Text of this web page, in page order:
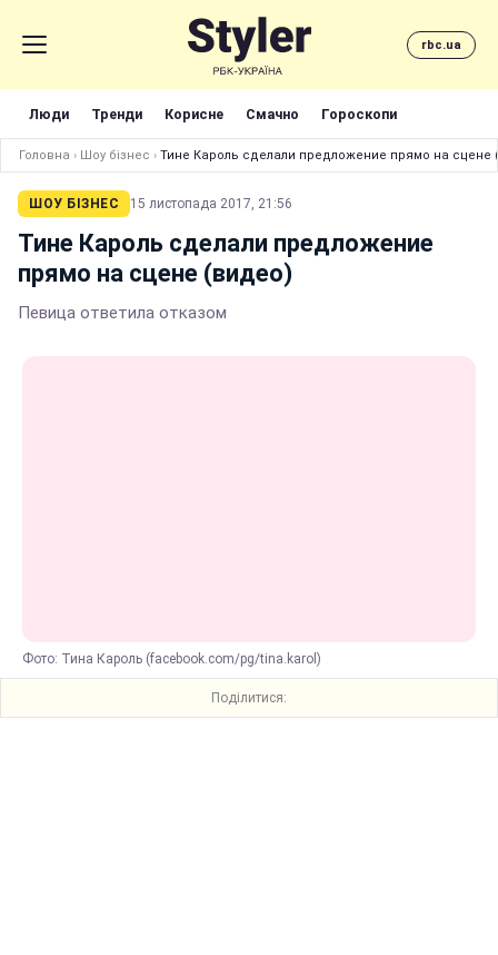
rbc.ua
Люди Тренди Корисне Смачно Гороскопи
Головна › Шоу бізнес › Тине Кароль сделали предложение прямо на сцене
ШОУ БІЗНЕС 15 листопада 2017, 21:56
Тине Кароль сделали предложение
прямо на сцене (видео)
Певица ответила отказом
Фото: Тина Кароль (facebook.com/pg/tina.karol)
Поділитися: